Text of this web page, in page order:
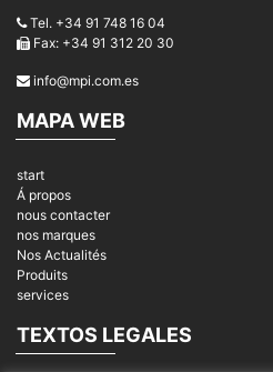
Tel. +34 91 748 16 04
Fax: +34 91 312 20 30
info@mpi.com.es
MAPA WEB
start
Á propos
nous contacter
nos marques
Nos Actualités
Produits
services
TEXTOS LEGALES